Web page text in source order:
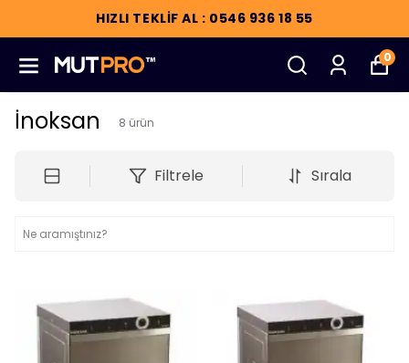
HIZLI TEKLİF AL : 0546 936 18 55
0
İnoksan 8 ürün
Filtrele Sırala